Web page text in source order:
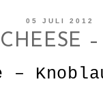
05 JULI 2012
–
–